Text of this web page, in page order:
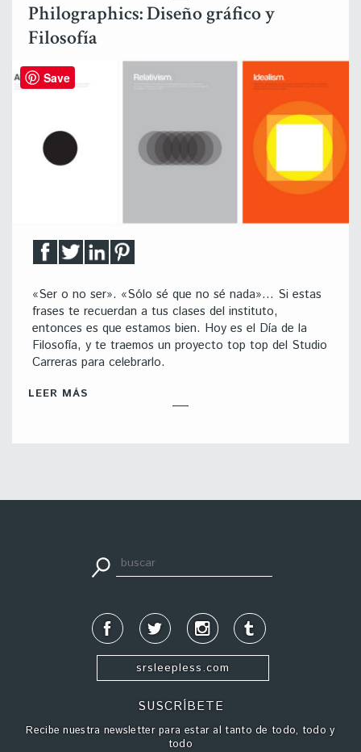
Philographics: Diseño gráfico y
Filosofía
«Ser o no ser». «Sólo sé que no sé nada»… Si estas
frases te recuerdan a tus clases del instituto,
entonces es que estamos bien. Hoy es el Día de la
Filosofía, y te traemos un proyecto top top del Studio
Carreras para celebrarlo.
LEER MÁS
srsleepless.com
SUSCRÍBETE
Recibe nuestra newsletter para estar al tanto de todo, todo y
todo
Save